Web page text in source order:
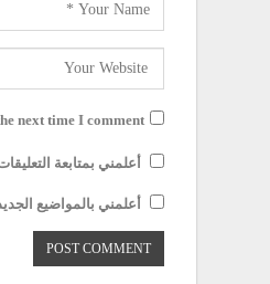
next time I comment.
أعلمني بمتابعة
أعلمني بالمواضيع